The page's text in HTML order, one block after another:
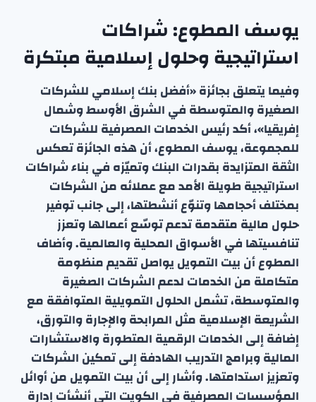
يوسف المطوع: شراكات
استراتيجية وحلول إسلامية مبتكرة
وفيما يتعلق بجائزة «أفضل بنك إسلامي للشركات
الصغيرة والمتوسطة في الشرق الأوسط وشمال
إفريقيا»، أكد رئيس الخدمات المصرفية للشركات
للمجموعة، يوسف المطوع، أن هذه الجائزة تعكس
الثقة المتزايدة بقدرات البنك وتميّزه في بناء شراكات
استراتيجية طويلة الأمد مع عملائه من الشركات
بمختلف أحجامها وتنوّع أنشطتها، إلى جانب توفير
حلول مالية متقدمة تدعم توسّع أعمالها وتعزز
تنافسيتها في الأسواق المحلية والعالمية. وأضاف
المطوع أن بيت التمويل يواصل تقديم منظومة
متكاملة من الخدمات لدعم الشركات الصغيرة
والمتوسطة، تشمل الحلول التمويلية المتوافقة مع
الشريعة الإسلامية مثل المرابحة والإجارة والتورق،
إضافة إلى الخدمات الرقمية المتطورة والاستشارات
المالية وبرامج التدريب الهادفة إلى تمكين الشركات
وتعزيز استدامتها. وأشار إلى أن بيت التمويل من أوائل
المؤسسات المصرفية في الكويت التي أنشأت إدارة